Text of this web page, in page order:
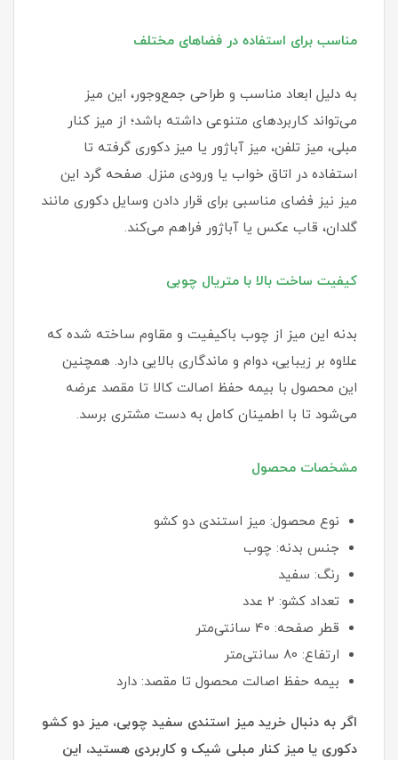
مناسب برای استفاده در فضاهای مختلف
به دلیل ابعاد مناسب و طراحی جمع‌وجور، این میز
می‌تواند کاربردهای متنوعی داشته باشد؛ از میز کنار
مبلی، میز تلفن، میز آباژور یا میز دکوری گرفته تا
استفاده در اتاق خواب یا ورودی منزل. صفحه گرد این
میز نیز فضای مناسبی برای قرار دادن وسایل دکوری مانند
گلدان، قاب عکس یا آباژور فراهم می‌کند.
کیفیت ساخت بالا با متریال چوبی
بدنه این میز از چوب باکیفیت و مقاوم ساخته شده که
علاوه بر زیبایی، دوام و ماندگاری بالایی دارد. همچنین
این محصول با بیمه حفظ اصالت کالا تا مقصد عرضه
می‌شود تا با اطمینان کامل به دست مشتری برسد.
مشخصات محصول
نوع محصول: میز استندی دو کشو
جنس بدنه: چوب
رنگ: سفید
تعداد کشو: 2 عدد
قطر صفحه: 40 سانتی‌متر
ارتفاع: 80 سانتی‌متر
بیمه حفظ اصالت محصول تا مقصد: دارد
اگر به دنبال خرید میز استندی سفید چوبی، میز دو کشو
دکوری یا میز کنار مبلی شیک و کاربردی هستید، این